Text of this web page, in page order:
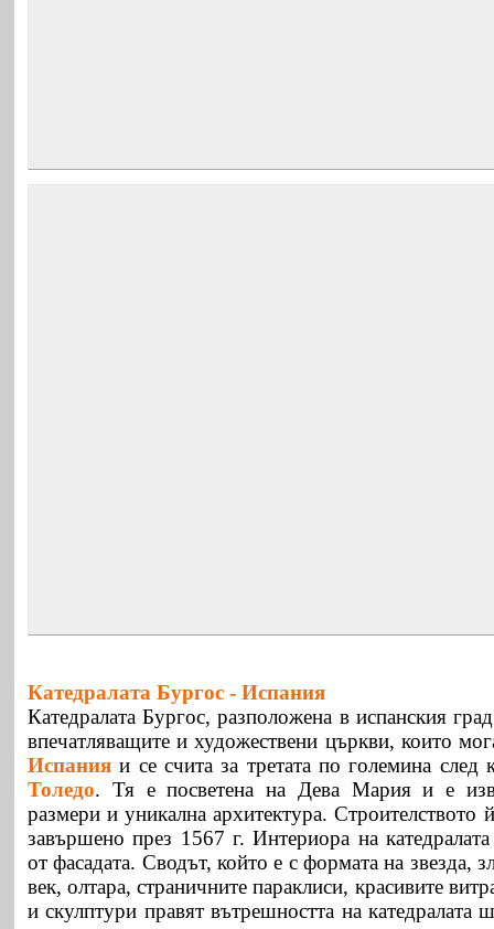
Катедралата Бургос - Испания
Катедралата Бургос, разположена в испанския
впечатляващите и художествени църкви, които
Испания и се счита за третата по големина след
Толедо. Тя е посветена на Дева Мария и е
размери и уникална архитектура. Строителството
завършено през 1567 г. Интериора на
от фасадата. Сводът, който е с формата на звезда,
век, олтара, страничните параклиси, красивите
и скулптури правят вътрешността на катедралата